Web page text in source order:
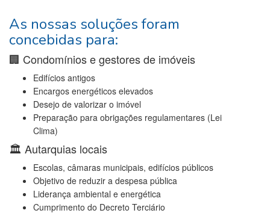
As nossas soluções foram
concebidas para:
🏢 Condomínios e gestores de imóveis
Edifícios antigos
Encargos energéticos elevados
Desejo de valorizar o imóvel
Preparação para obrigações regulamentares (Lei
Clima)
🏛️ Autarquias locais
Escolas, câmaras municipais, edifícios públicos
Objetivo de reduzir a despesa pública
Liderança ambiental e energética
Cumprimento do Decreto Terciário